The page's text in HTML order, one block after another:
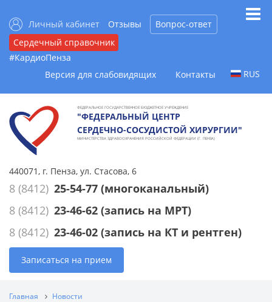
Личный кабинет Отзывы
Вопрос-ответ
Сердечный справочник
#КардиоПенза
Версия для слабовидящих
Контакты RUS
ФЕДЕРАЛЬНОЕ ГОСУДАРСТВЕННОЕ БЮДЖЕТНОЕ УЧРЕЖДЕНИЕ
"ФЕДЕРАЛЬНЫЙ ЦЕНТР
СЕРДЕЧНО-СОСУДИСТОЙ ХИРУРГИИ"
МИНИСТЕРСТВА ЗДРАВООХРАНЕНИЯ РОССИЙСКОЙ ФЕДЕРАЦИИ (Г. ПЕНЗА)
440071, г. Пенза, ул. Стасова, 6
8 (8412) 25-54-77 (многоканальный)
8 (8412) 23-46-62 (запись на МРТ)
8 (8412) 23-46-02 (запись на КТ и рентген)
Записаться на прием
Главная
Новости